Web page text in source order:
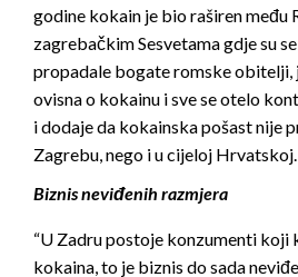
godine kokain je bio raširen među
zagrebačkim Sesvetama gdje su
propadale bogate romske obitelji,
ovisna o kokainu i sve se otelo
i dodaje da kokainska pošast nije
Zagrebu, nego i u cijeloj Hrvatskoj.
Biznis neviđenih razmjera
“U Zadru postoje konzumenti koji
kokaina, to je biznis do sada